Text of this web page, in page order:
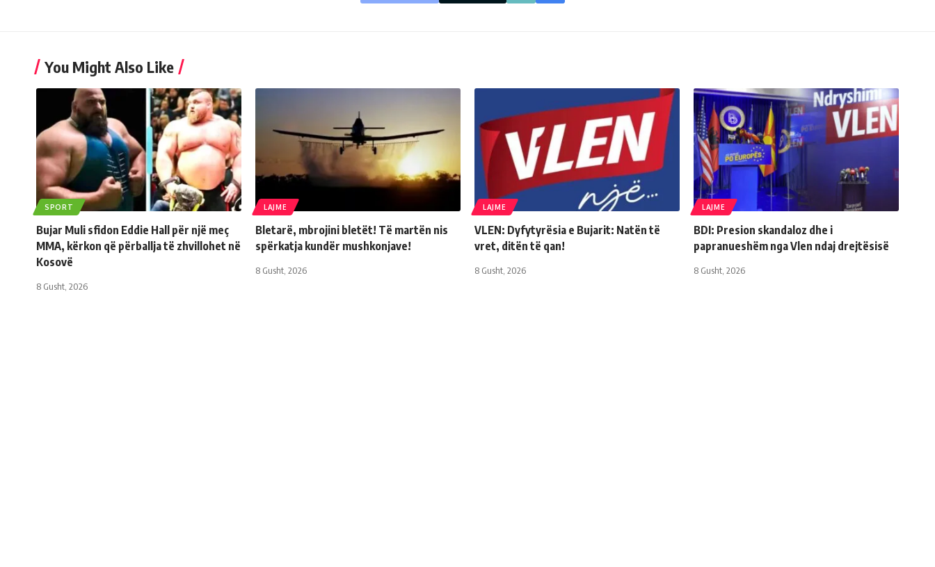
You Might Also Like
SPORT
Bujar Muli sfidon Eddie Hall për një meç
MMA, kërkon që përballja të zhvillohet në
Kosovë
8 Gusht, 2026
LAJME
Bletarë, mbrojini bletët! Të martën nis
spërkatja kundër mushkonjave!
8 Gusht, 2026
LAJME
VLEN: Dyfytyrësia e Bujarit: Natën të
vret, ditën të qan!
8 Gusht, 2026
LAJME
BDI: Presion skandaloz dhe i
papranueshëm nga Vlen ndaj drejtësisë
8 Gusht, 2026